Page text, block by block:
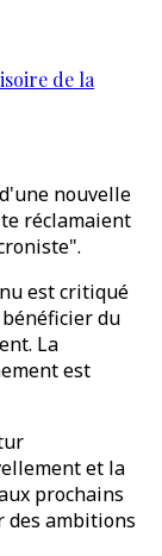
de la
nouvelle
réclamaient
est critiqué
du
La
est
et la
prochains
des ambitions